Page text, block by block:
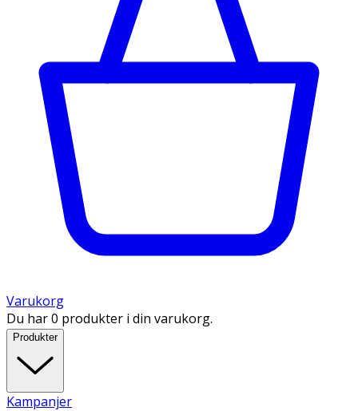
Varukorg
Du har 0 produkter i din varukorg.
Produkter
Kampanjer